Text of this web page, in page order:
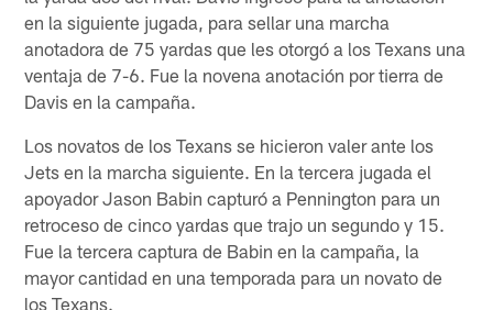
en la siguiente jugada, para sellar una marcha
anotadora de 75 yardas que les otorgó a los Texans una
ventaja de 7-6. Fue la novena anotación por tierra de
Davis en la campaña.
Los novatos de los Texans se hicieron valer ante los
Jets en la marcha siguiente. En la tercera jugada el
apoyador Jason Babin capturó a Pennington para un
retroceso de cinco yardas que trajo un segundo y 15.
Fue la tercera captura de Babin en la campaña, la
mayor cantidad en una temporada para un novato de
los Texans.